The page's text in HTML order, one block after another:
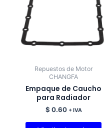
Repuestos de Motor
CHANGFA
Empaque de Caucho
para Radiador
$ 0.60 + IVA